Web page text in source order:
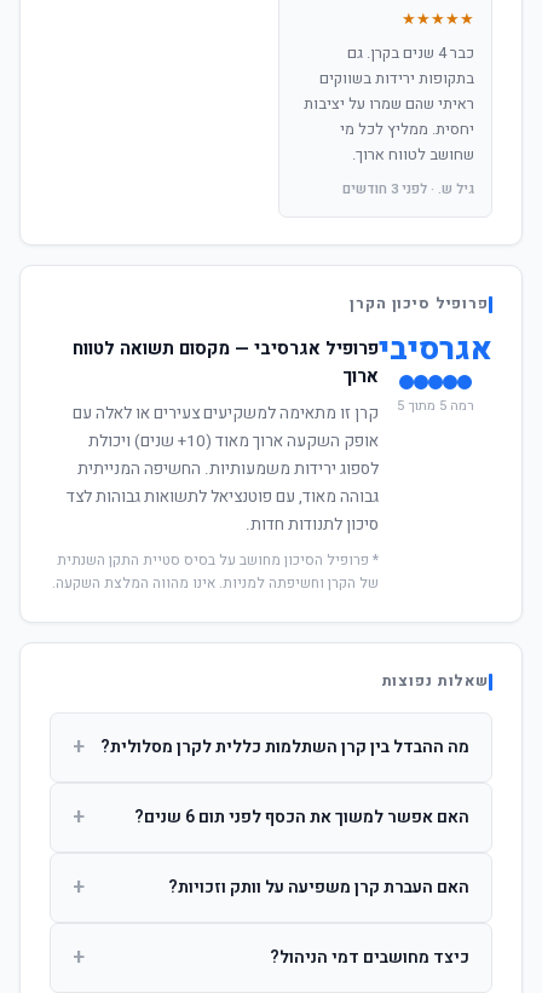
★★★★★
כבר 4 שנים בקרן. גם
בתקופות ירידות בשווקים
ראיתי שהם שמרו על יציבות
יחסית. ממליץ לכל מי
שחושב לטווח ארוך.
גיל ש. · לפני 3 חודשים
פרופיל סיכון הקרן
אגרסיבי
רמה 5 מתוך 5
פרופיל אגרסיבי — מקסום תשואה לטווח
ארוך
קרן זו מתאימה למשקיעים צעירים או לאלה עם
אופק השקעה ארוך מאוד (10+ שנים) ויכולת
לספוג ירידות משמעותיות. החשיפה המנייתית
גבוהה מאוד, עם פוטנציאל לתשואות גבוהות לצד
סיכון לתנודות חדות.
* פרופיל הסיכון מחושב על בסיס סטיית התקן השנתית
של הקרן וחשיפתה למניות. אינו מהווה המלצת השקעה.
שאלות נפוצות
מה ההבדל בין קרן השתלמות כללית לקרן מסלולית? +
ההשקעות. קרן מסלולית עוקבת אחרי מדד ספציפי ומאפשרת
האם אפשר למשוך את הכסף לפני תום 6 שנים? +
הרווחים. לאחר 6 שנים ניתן למשוך פטור ממס עד לתקרה
האם העברת קרן משפיעה על וותק וזכויות? +
החברות. הוותק ממשיך להיספר מיום ההפקדה הראשונה.
כיצד מחושבים דמי הניהול? +